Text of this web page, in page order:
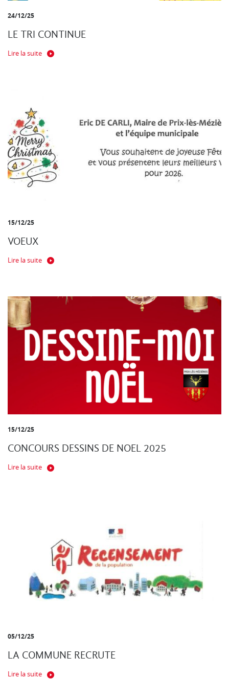
24/12/25
LE TRI CONTINUE
Lire la suite
15/12/25
VOEUX
Lire la suite
15/12/25
CONCOURS DESSINS DE NOEL 2025
Lire la suite
05/12/25
LA COMMUNE RECRUTE
Lire la suite